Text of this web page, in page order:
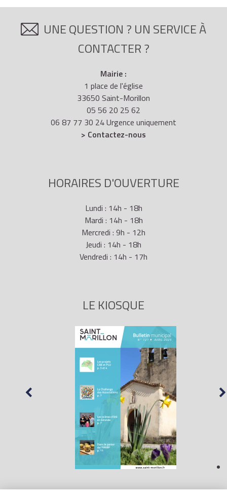
UNE QUESTION ? UN SERVICE À
CONTACTER ?
Mairie :
1 place de l'église
33650 Saint-Morillon
05 56 20 25 62
06 87 77 30 24 Urgence uniquement
> Contactez-nous
HORAIRES D'OUVERTURE
Lundi : 14h - 18h
Mardi : 14h - 18h
Mercredi : 9h - 12h
Jeudi : 14h - 18h
Vendredi : 14h - 17h
LE KIOSQUE